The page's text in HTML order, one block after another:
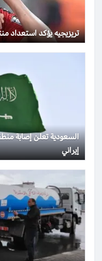
تريزيجيه يؤكد استعداد
السعودية تعلن إصابة
إيراني